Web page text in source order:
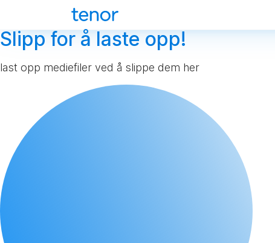
Slipp for å laste opp!
last opp mediefiler ved å slippe dem her